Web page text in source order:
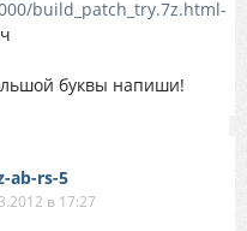
build_patch_try.7z.html-
буквы напиши!
ab-rs-5
в 17:27